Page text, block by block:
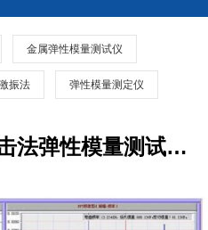
金属弹性模量测试仪
振法 弹性模量测定仪
弹性模量测试仪-敲击法弹性模量测试仪价格